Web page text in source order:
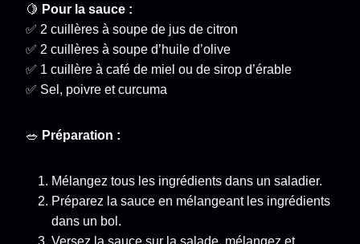
🍋 Pour la sauce :
✅ 2 cuillères à soupe de jus de citron
✅ 2 cuillères à soupe d’huile d’olive
✅ 1 cuillère à café de miel ou de sirop d’érable
✅ Sel, poivre et curcuma
🥗 Préparation :
Mélangez tous les ingrédients dans un saladier.
Préparez la sauce en mélangeant les ingrédients
dans un bol.
Versez la sauce sur la salade, mélangez et